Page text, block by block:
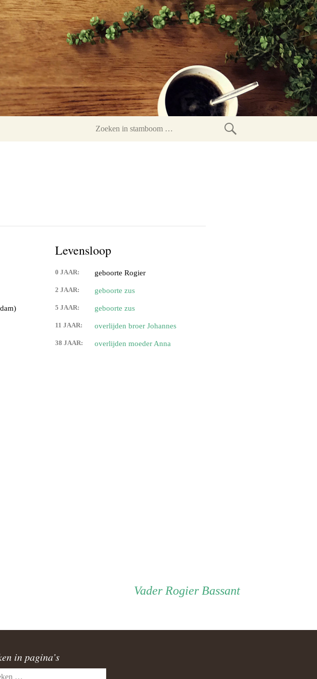
Zoeken
Levensloop
0 JAAR: geboorte Rogier
2 JAAR: geboorte zus
5 JAAR: geboorte zus
11 JAAR: overlijden broer Johannes
38 JAAR: overlijden moeder Anna
Vader Vader
Rogier Bassant
in pagina’s